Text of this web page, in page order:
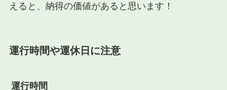
えると、納得の価値があると思います！
運行時間や運休日に注意
運行時間